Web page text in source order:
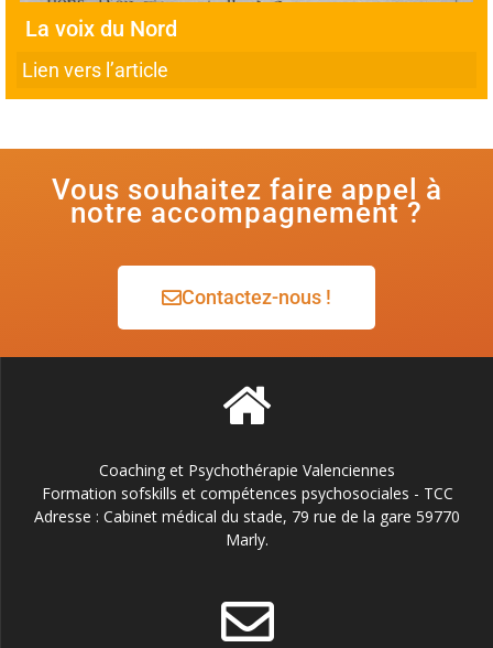
La voix du Nord
Lien vers l’article
Vous souhaitez faire appel à
notre accompagnement ?
Contactez-nous !
Coaching et Psychothérapie Valenciennes
Formation sofskills et compétences psychosociales - TCC
Adresse : Cabinet médical du stade, 79 rue de la gare 59770
Marly.